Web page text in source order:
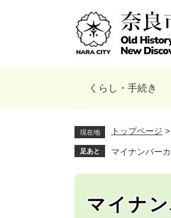
くらし・手続き
現在地 トップページ >
足あと マイナンバー
マイナ